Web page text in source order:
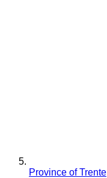
Province of Trente